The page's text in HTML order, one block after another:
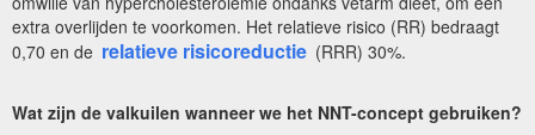
extra overlijden te voorkomen. Het relatieve risico (RR) bedraagt
0,70 en de relatieve risicoreductie (RRR) 30%.
Wat zijn de valkuilen wanneer we het NNT-concept gebruiken?